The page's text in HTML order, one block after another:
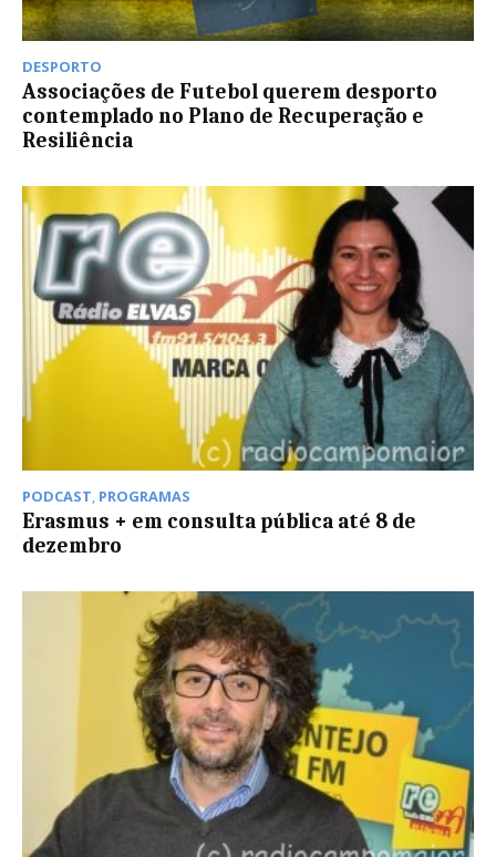
DESPORTO
Associações de Futebol querem desporto
contemplado no Plano de Recuperação e
Resiliência
PODCAST, PROGRAMAS
Erasmus + em consulta pública até 8 de
dezembro